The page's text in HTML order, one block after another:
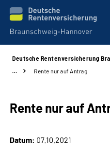
Karriere
Deutsche Rentenversicherung
…
Rente nur auf Antrag
Rente nur auf
Datum: 07.10.2021